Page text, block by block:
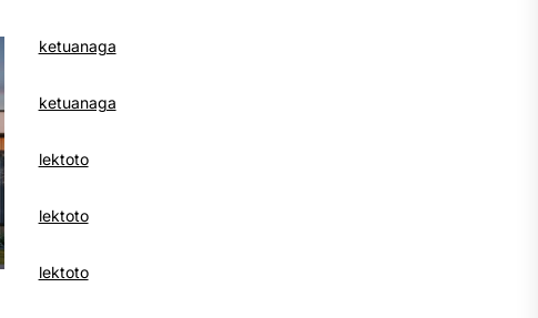
ketuanaga
ketuanaga
lektoto
lektoto
lektoto